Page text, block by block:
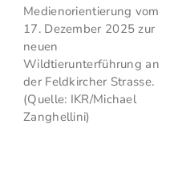
Medienorientierung vom
17. Dezember 2025 zur
neuen
Wildtierunterführung an
der Feldkircher Strasse.
(Quelle: IKR/Michael
Zanghellini)